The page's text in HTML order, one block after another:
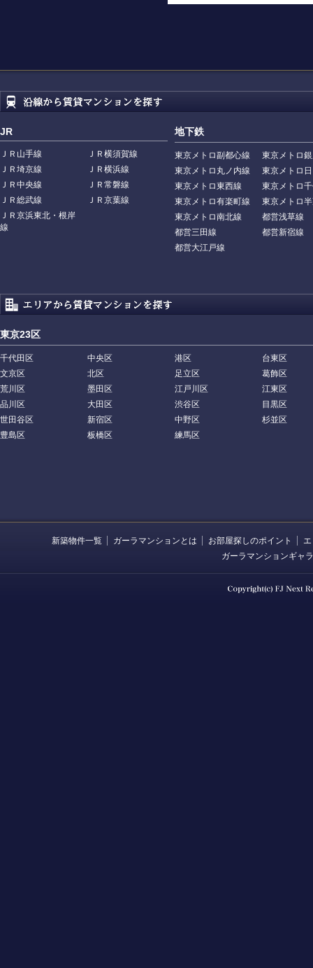
JR
ＪＲ山手線
ＪＲ横須賀線
ＪＲ埼京線
ＪＲ横浜線
ＪＲ中央線
ＪＲ常磐線
ＪＲ総武線
ＪＲ京葉線
ＪＲ京浜東北・根岸
線
地下鉄
東京メトロ副都心線
東京メトロ
東京メトロ丸ノ内線
東京メトロ
東京メトロ東西線
東京メトロ
東京メトロ有楽町線
東京メトロ
東京メトロ南北線
都営浅草線
都営三田線
都営新宿線
都営大江戸線
東京23区
千代田区 中央区 港区
台東区
文京区
北区 足立区
葛飾区
荒川区
墨田区 江戸川区
江東区
品川区
大田区 渋谷区
目黒区
世田谷区
新宿区 中野区
杉並区
豊島区
板橋区 練馬区
新築物件一覧 ガーラマンションとは お部屋探しのポイント
ガーラマンションギャ